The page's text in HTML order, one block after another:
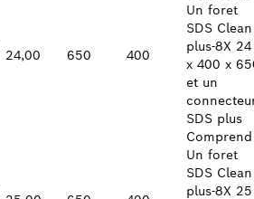
24,00 650 400
Un foret
SDS Clean
plus-8X 24
x 400 x
et un
SDS plus
Un foret
SDS Clean
plus-8X 25